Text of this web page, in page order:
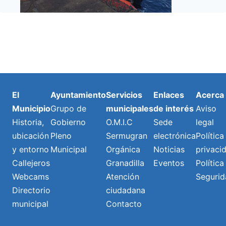
El
Municipio
Historia,
ubicación
y entorno
Callejeros
Webcams
Directorio
municipal
Ayuntamiento
Grupo de
Gobierno
Pleno
Municipal
Servicios
municipales
O.M.I.C
Sermugran
Orgánica
Granadilla
Atención
ciudadana
Contacto
Enlaces
de interés
Sede
electrónica
Noticias
Eventos
Acerca
Aviso
legal
Política
Política